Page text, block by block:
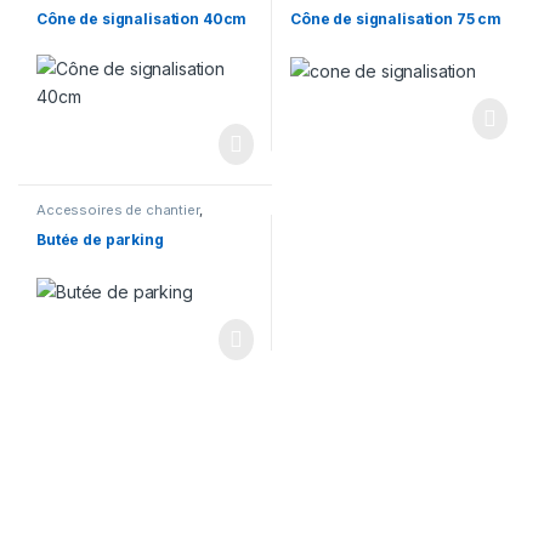
Cône de signalisation 40cm Cône de signalisation 75 cm
Accessoires de chantier,
Butée de parking